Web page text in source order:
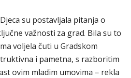
su postavljala pitanja o
važnosti za grad. Bila su to
voljela čuti u Gradskom
i pametna, s razboritim
ovim mladim umovima – rekla